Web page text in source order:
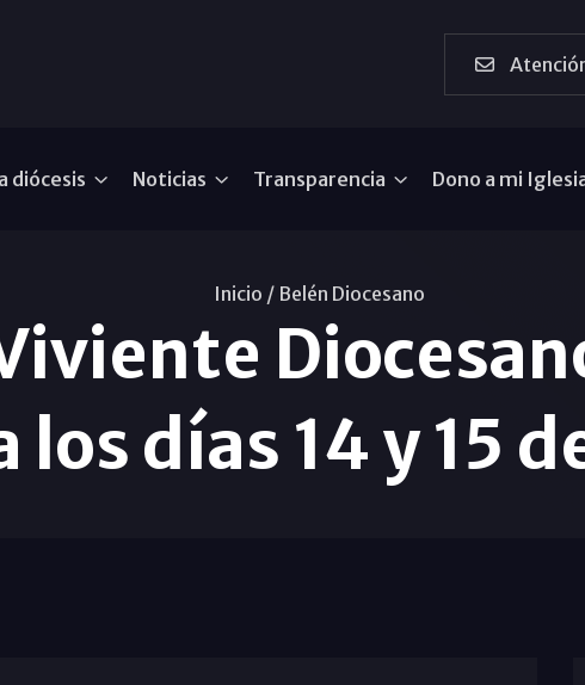
diócesis Noticias Transparencia Dono a mi
Inicio / Belén Diocesano
los días 14 y 15